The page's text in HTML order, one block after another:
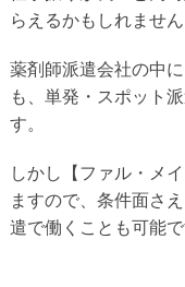
らえるかもしれません
薬剤師派遣会社の中
も、単発・スポット
す。
しかし【ファル・メ
ますので、条件面さ
遣で働くことも可能で